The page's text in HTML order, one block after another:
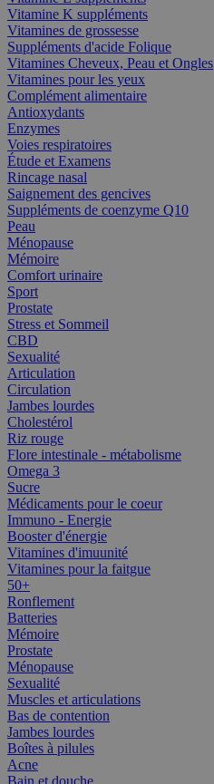
Vitamine K suppléments
Vitamines de grossesse
Suppléments d'acide Folique
Vitamines Cheveux, Peau et Ongles
Vitamines pour les yeux
Complément alimentaire
Antioxydants
Enzymes
Voies respiratoires
Étude et Examens
Rincage nasal
Saignement des gencives
Suppléments de coenzyme Q10
Peau
Ménopause
Mémoire
Comfort urinaire
Sport
Prostate
Stress et Sommeil
CBD
Sexualité
Articulation
Circulation
Jambes lourdes
Cholestérol
Riz rouge
Flore intestinale - métabolisme
Omega 3
Sucre
Médicaments pour le coeur
Immuno - Energie
Booster d'énergie
Vitamines d'imuunité
Vitamines pour la faitgue
50+
Ronflement
Batteries
Mémoire
Prostate
Ménopause
Sexualité
Muscles et articulations
Bas de contention
Jambes lourdes
Boîtes à pilules
Acne